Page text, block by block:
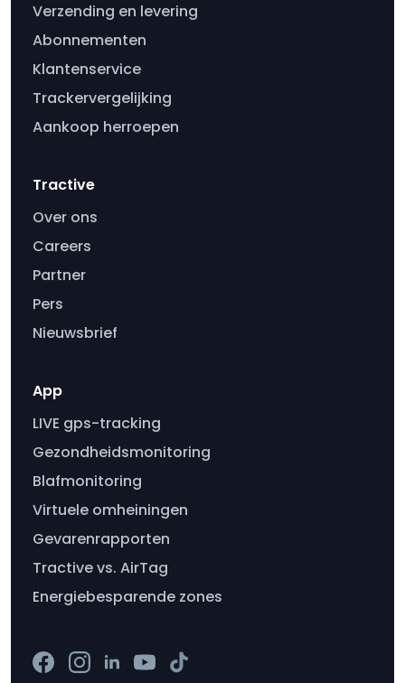
Verzending en levering
Abonnementen
Klantenservice
Trackervergelijking
Aankoop herroepen
Tractive
Over ons
Careers
Partner
Pers
Nieuwsbrief
App
LIVE gps-tracking
Gezondheidsmonitoring
Blafmonitoring
Virtuele omheiningen
Gevarenrapporten
Tractive vs. AirTag
Energiebesparende zones